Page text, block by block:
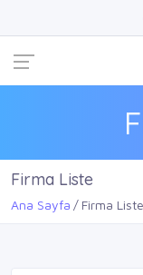
Firma Liste
Ana Sayfa Firma Liste